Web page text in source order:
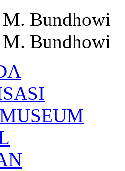
Bundhowi
Bundhowi